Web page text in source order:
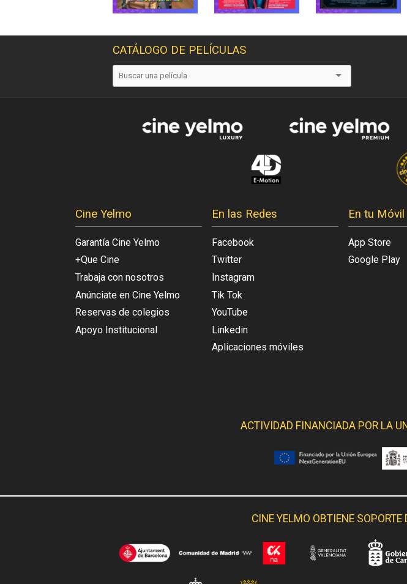
CATÁLOGO DE PELÍCULAS
Cine Yelmo
Garantía Cine Yelmo
+Que Cine
Trabaja con nosotros
Anúnciate en Cine Yelmo
Reservas de colegios
Apoyo Institucional
En las Redes
Facebook
Twitter
Instagram
Tik Tok
YouTube
Linkedin
Aplicaciones móviles
En tu Móvil
App Store
Google Play
ACTIVIDAD FINANCIADA POR LA
CINE YELMO OBTIENE